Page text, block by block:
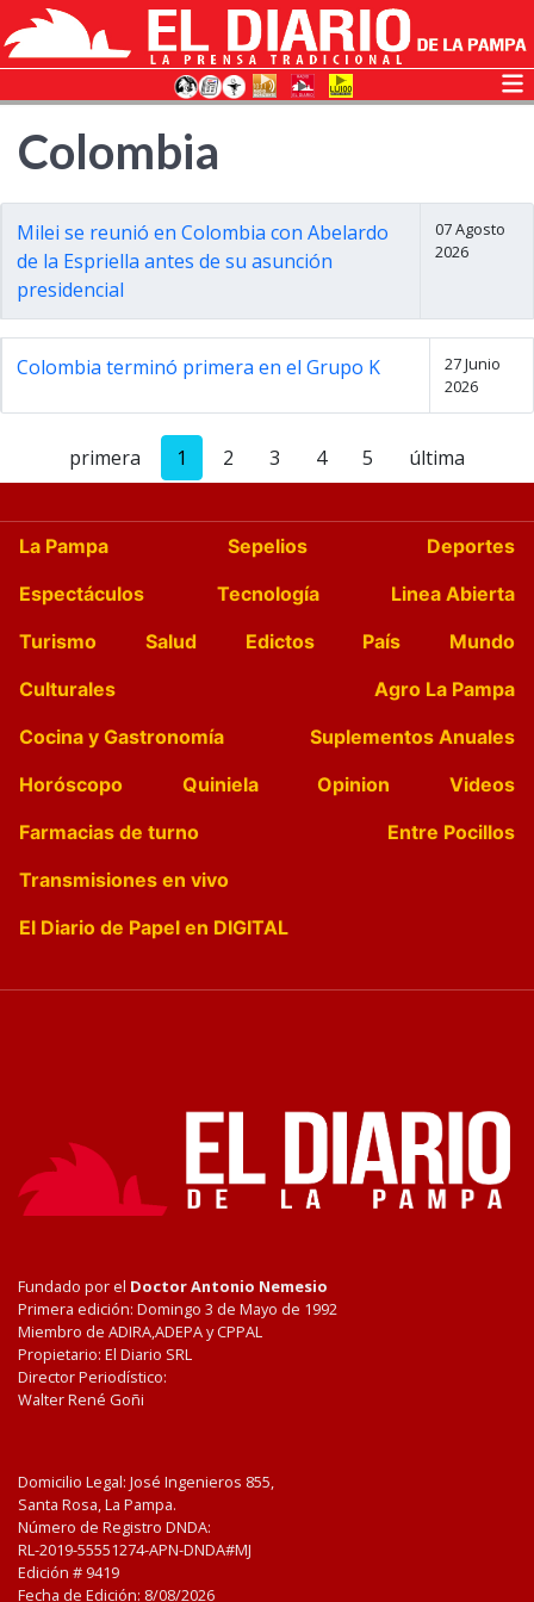
Colombia
Milei se reunió en Colombia con Abelardo
de la Espriella antes de su asunción
presidencial
07 Agosto
2026
Colombia terminó primera en el Grupo K
27 Junio
2026
primera 1 2 3 4 5 última
La Pampa Sepelios
Deportes
Espectáculos
Tecnología
Linea Abierta
Turismo
Salud Edictos País
Mundo
Culturales
Agro La Pampa
Cocina y Gastronomía
Suplementos Anuales
Horóscopo
Quiniela Opinion
Videos
Farmacias de turno
Entre Pocillos
Transmisiones en vivo
El Diario de Papel en DIGITAL
Fundado por el Doctor Antonio Nemesio
Primera edición: Domingo 3 de Mayo de 1992
Miembro de ADIRA,ADEPA y CPPAL
Propietario: El Diario SRL
Director Periodístico:
Walter René Goñi
Domicilio Legal: José Ingenieros 855,
Santa Rosa, La Pampa.
Número de Registro DNDA:
RL-2019-55551274-APN-DNDA#MJ
Edición # 9419
Fecha de Edición: 8/08/2026